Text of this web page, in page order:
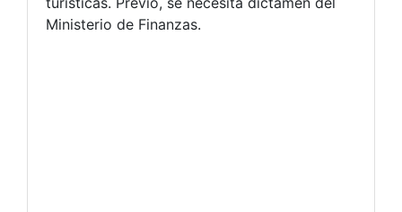
Ministerio de Finanzas.